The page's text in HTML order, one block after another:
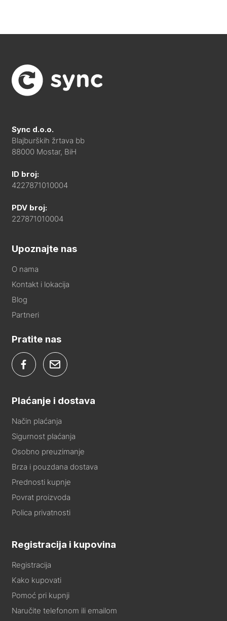
Sync d.o.o.
Blajburških žrtava bb
88000 Mostar, BiH
ID broj:
4227871010004
PDV broj:
227871010004
Upoznajte nas
O nama
Kontakt i lokacija
Blog
Partneri
Pratite nas
Plaćanje i dostava
Način plaćanja
Sigurnost plaćanja
Osobno preuzimanje
Brza i pouzdana dostava
Prednosti kupnje
Povrat proizvoda
Polica privatnosti
Registracija i kupovina
Registracija
Kako kupovati
Pomoć pri kupnji
Naručite telefonom ili emailom